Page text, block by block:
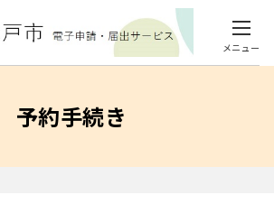
メニュー
予約手続き